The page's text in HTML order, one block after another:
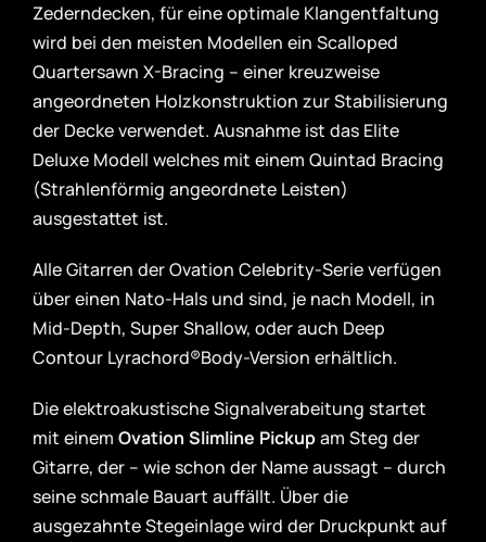
Zederndecken, für eine optimale Klangentfaltung
wird bei den meisten Modellen ein Scalloped
Quartersawn X-Bracing – einer kreuzweise
angeordneten Holzkonstruktion zur Stabilisierung
der Decke verwendet. Ausnahme ist das Elite
Deluxe Modell welches mit einem Quintad Bracing
(Strahlenförmig angeordnete Leisten)
ausgestattet ist.
Alle Gitarren der Ovation Celebrity-Serie verfügen
über einen Nato-Hals und sind, je nach Modell, in
Mid-Depth, Super Shallow, oder auch Deep
Contour Lyrachord®Body-Version erhältlich.
Die elektroakustische Signalverabeitung startet
mit einem Ovation Slimline Pickupam Steg der
Gitarre, der – wie schon der Name aussagt – durch
seine schmale Bauart auffällt. Über die
ausgezahnte Stegeinlage wird der Druckpunkt auf